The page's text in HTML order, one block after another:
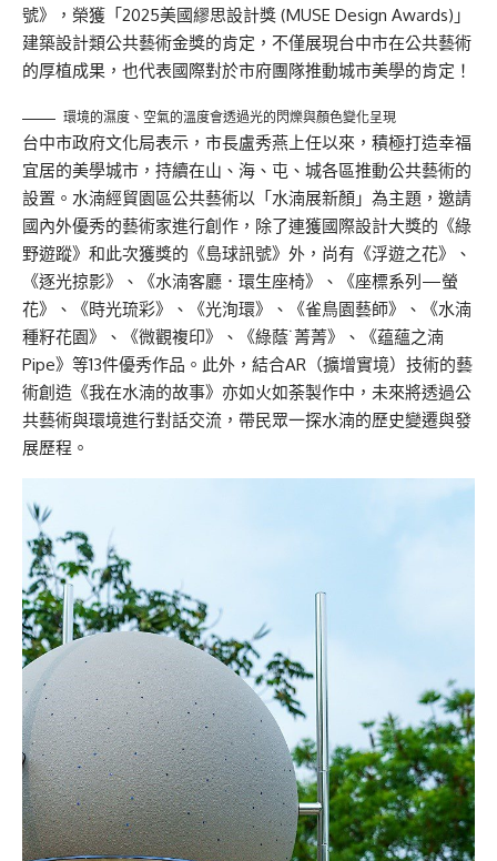
號》，榮獲「2025美國繆思設計獎 (MUSE Design Awards)」
建築設計類公共藝術金獎的肯定，不僅展現台中市在公共藝術
的厚植成果，也代表國際對於市府團隊推動城市美學的肯定！
環境的濕度、空氣的溫度會透過光的閃爍與顏色變化呈現
台中市政府文化局表示，市長盧秀燕上任以來，積極打造幸福
宜居的美學城市，持續在山、海、屯、城各區推動公共藝術的
設置。水湳經貿園區公共藝術以「水湳展新顏」為主題，邀請
國內外優秀的藝術家進行創作，除了連獲國際設計大獎的《綠
野遊蹤》和此次獲獎的《島球訊號》外，尚有《浮遊之花》、
《逐光掠影》、《水湳客廳．環生座椅》、《座標系列—螢
花》、《時光琉彩》、《光洵環》、《雀鳥園藝師》、《水湳
種籽花園》、《微觀複印》、《綠蔭˙菁菁》、《蕴蘊之湳
Pipe》等13件優秀作品。此外，結合AR（擴增實境）技術的藝
術創造《我在水湳的故事》亦如火如荼製作中，未來將透過公
共藝術與環境進行對話交流，帶民眾一探水湳的歷史變遷與發
展歷程。